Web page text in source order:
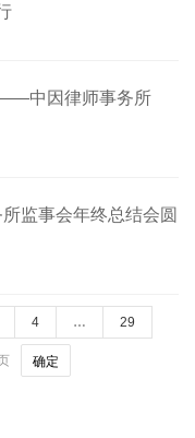
中因律师事务所
监事会年终总结会圆
4 … 29
确定